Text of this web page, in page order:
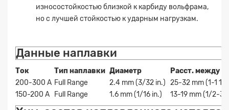
износостойкостью близкой к карбиду вольфрама,
но с лучшей стойкостью к ударным нагрузкам.
Данные наплавки
Ток Тип наплавки Диаметр
Расст. между
200-300 A Full Range 2.4 mm (3/32 in.) 25-32 mm (1-1 1/
150-200 A
Full Range 1.6 mm (1/16 in.) 13-19 mm (1/2-3/